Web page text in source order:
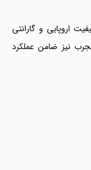
اروپایی و گارانتی
نیز ضامن عملکرد